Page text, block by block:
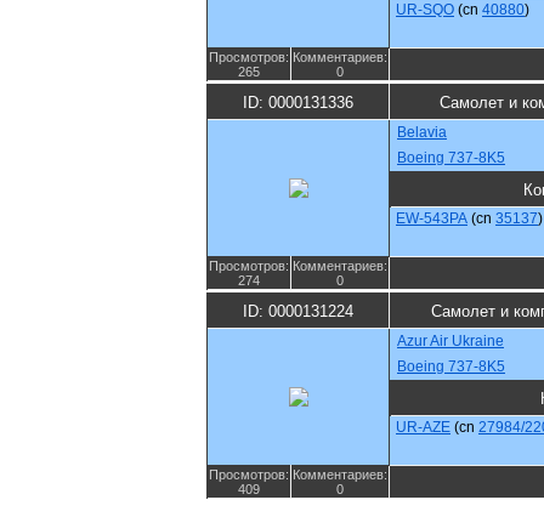
UR-SQO (cn 40880)
Просмотров:
265
Комментариев:
0
ID: 0000131336 Самолет и
Belavia
Boeing 737-8K5
EW-543PA (cn 35137)
Просмотров:
274
Комментариев:
0
ID: 0000131224 Самолет и
Azur Air Ukraine
Boeing 737-8K5
UR-AZE (cn 27984/
Просмотров:
409
Комментариев:
0